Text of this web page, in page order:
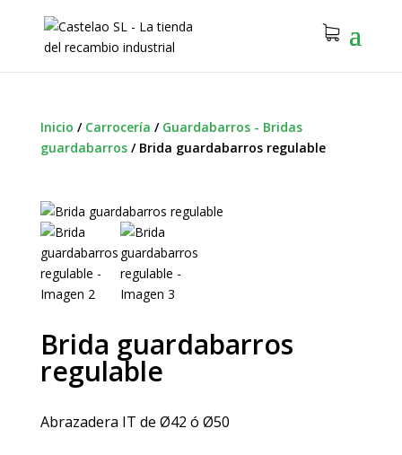
Inicio / Carrocería / Guardabarros - Bridas
guardabarros/ Brida guardabarros regulable
Brida guardabarros
regulable
Abrazadera IT de Ø42 ó Ø50